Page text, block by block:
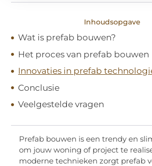
Inhoudsopgave
Wat is prefab bouwen?
Het proces van prefab bouwen
Innovaties in prefab
Conclusie
Veelgestelde vragen
Prefab bouwen is een trendy en
om jouw woning of project te
moderne technieken zorgt prefab